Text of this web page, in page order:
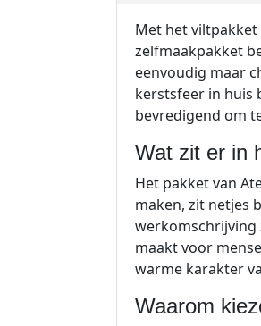
Met het viltpakket
zelfmaakpakket
eenvoudig maar
kerstsfeer in huis
bevredigend om
Wat zit er in
Het pakket van
maken, zit netjes
werkomschrijving
maakt voor
warme karakter
Waarom